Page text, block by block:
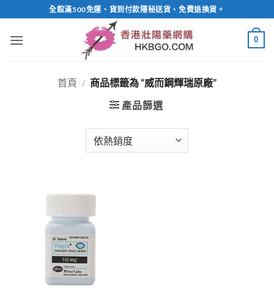
to
content
全館滿500免運、貨到付款隱秘送貨、免費退換貨。
0
首頁 / 商品標籤為 “威而鋼輝瑞原廠”
產品篩選